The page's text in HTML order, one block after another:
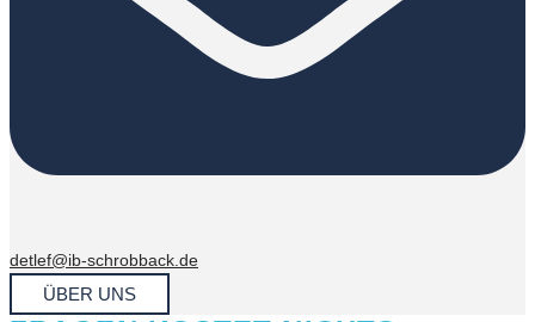
detlef@ib-schrobback.de
ÜBER UNS